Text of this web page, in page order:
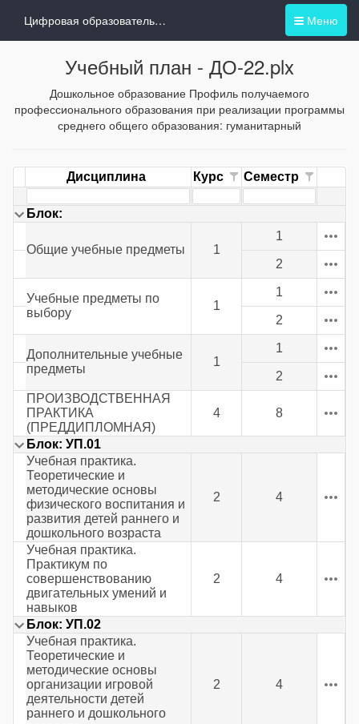
Меню
Цифровая образовательная среда
Учебный план - ДО-22.plx
Дошкольное образование Профиль получаемого
профессионального образования при реализации программы
среднего общего образования: гуманитарный
Дисциплина Курс Семестр
Блок:
Общие учебные предметы 1
1
2
Учебные предметы по
выбору
1
1
2
Дополнительные учебные
предметы
1
1
2
ПРОИЗВОДСТВЕННАЯ
ПРАКТИКА
(ПРЕДДИПЛОМНАЯ)
4 8
Блок: УП.01
Учебная практика.
Теоретические и
методические основы
физического воспитания и
развития детей раннего и
дошкольного возраста
2 4
Учебная практика.
Практикум по
совершенствованию
двигательных умений и
навыков
2 4
Блок: УП.02
Учебная практика.
Теоретические и
методические основы
организации игровой
деятельности детей
раннего и дошкольного
2 4